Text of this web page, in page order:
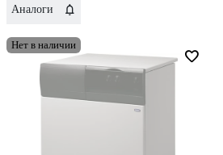
Аналоги
Нет в наличии